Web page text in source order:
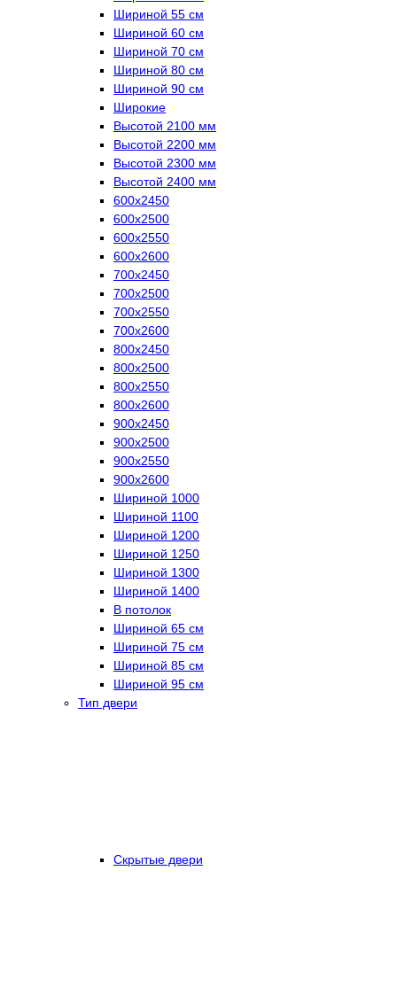
Шириной 55 см
Шириной 60 см
Шириной 70 см
Шириной 80 см
Шириной 90 см
Широкие
Высотой 2100 мм
Высотой 2200 мм
Высотой 2300 мм
Высотой 2400 мм
600х2450
600х2500
600х2550
600х2600
700х2450
700х2500
700х2550
700х2600
800х2450
800х2500
800х2550
800х2600
900х2450
900х2500
900х2550
900х2600
Шириной 1000
Шириной 1100
Шириной 1200
Шириной 1250
Шириной 1300
Шириной 1400
В потолок
Шириной 65 см
Шириной 75 см
Шириной 85 см
Шириной 95 см
Тип двери
Скрытые двери